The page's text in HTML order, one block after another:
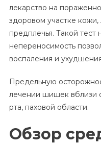
лекарство на
здоровом участке
предплечья. Такой
непереносимость
воспаления и
Предельную
лечении шишек вблизи
рта, паховой области.
Обзор